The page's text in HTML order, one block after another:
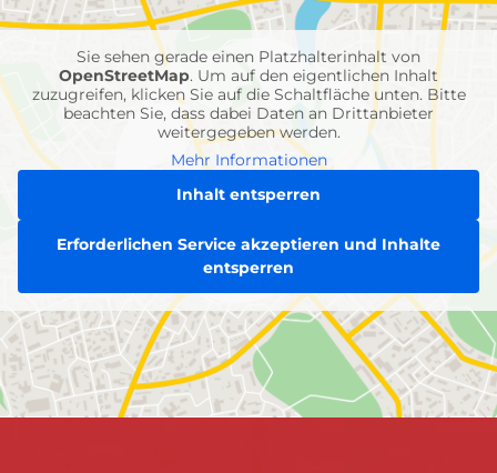
Einheiten
Sie sehen gerade einen Platzhalterinhalt von
OpenStreetMap. Um auf den eigentlichen Inhalt
zuzugreifen, klicken Sie auf die Schaltfläche unten. Bitte
beachten Sie, dass dabei Daten an Drittanbieter
weitergegeben werden.
Mehr Informationen
Inhalt entsperren
Erforderlichen Service akzeptieren und Inhalte
entsperren